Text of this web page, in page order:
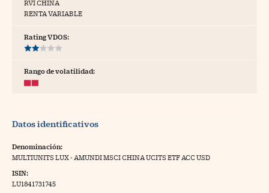
RVI CHINA
RENTA VARIABLE
Rating VDOS:
Rango de volatilidad:
Datos identificativos
Denominación:
MULTIUNITS LUX - AMUNDI MSCI CHINA UCITS ETF ACC USD
ISIN:
LU1841731745